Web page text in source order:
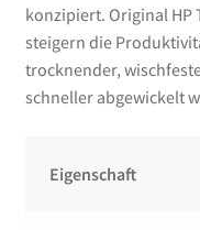
konzipiert. Original
steigern die
trocknender,
schneller abgewickelt
Eigenschaft